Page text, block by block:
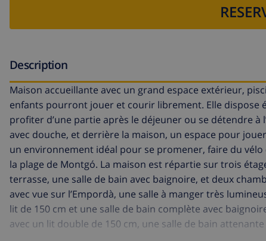
Description
Maison accueillante avec un grand espace extérieur,
enfants pourront jouer et courir librement. Elle dispose
profiter d’une partie après le déjeuner ou se détendre à
avec douche, et derrière la maison, un espace pour
un environnement idéal pour se promener, faire du
la plage de Montgó. La maison est répartie sur trois
terrasse, une salle de bain avec baignoire, et deux
avec vue sur l’Empordà, une salle à manger très
lit de 150 cm et une salle de bain complète avec
avec un lit double de 150 cm, une salle de bain